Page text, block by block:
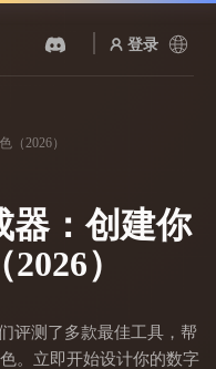
登录
文本转 3D
从文字提示到 3D 物体 ——
即刻完成。
用一句简单提示生成高质量
视觉内容。
（2026）
器：创建你
）
评测了多款最佳工具，帮
。立即开始设计你的数字